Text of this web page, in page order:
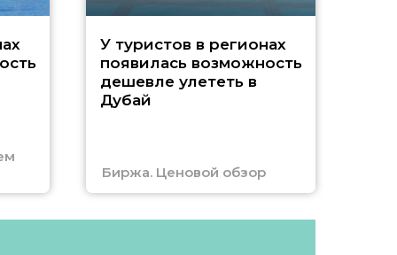
У туристов в регионах
появилась возможность
дешевле улететь в
Дубай
Биржа. Ценовой обзор